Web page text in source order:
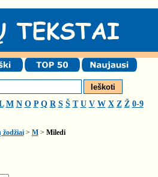
M N O P Q R S Š T U V W X Z Ž 0-9
žodžiai> M> Miledi